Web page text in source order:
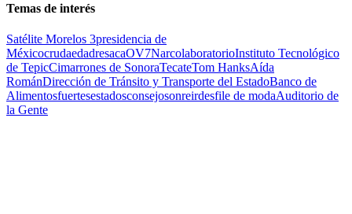
Temas de interés
Satélite Morelos 3presidencia de
MéxicocrudaedadresacaOV7NarcolaboratorioInstituto Tecnológico
de TepicCimarrones de SonoraTecateTom HanksAída
RománDirección de Tránsito y Transporte del EstadoBanco de
Alimentosfuertesestadosconsejosonreirdesfile de modaAuditorio de
la Gente